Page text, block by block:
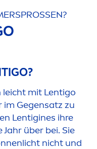
leicht mit Lentigo
Gegensatz zu
Lentigines ihre
über bei. Sie
nicht und